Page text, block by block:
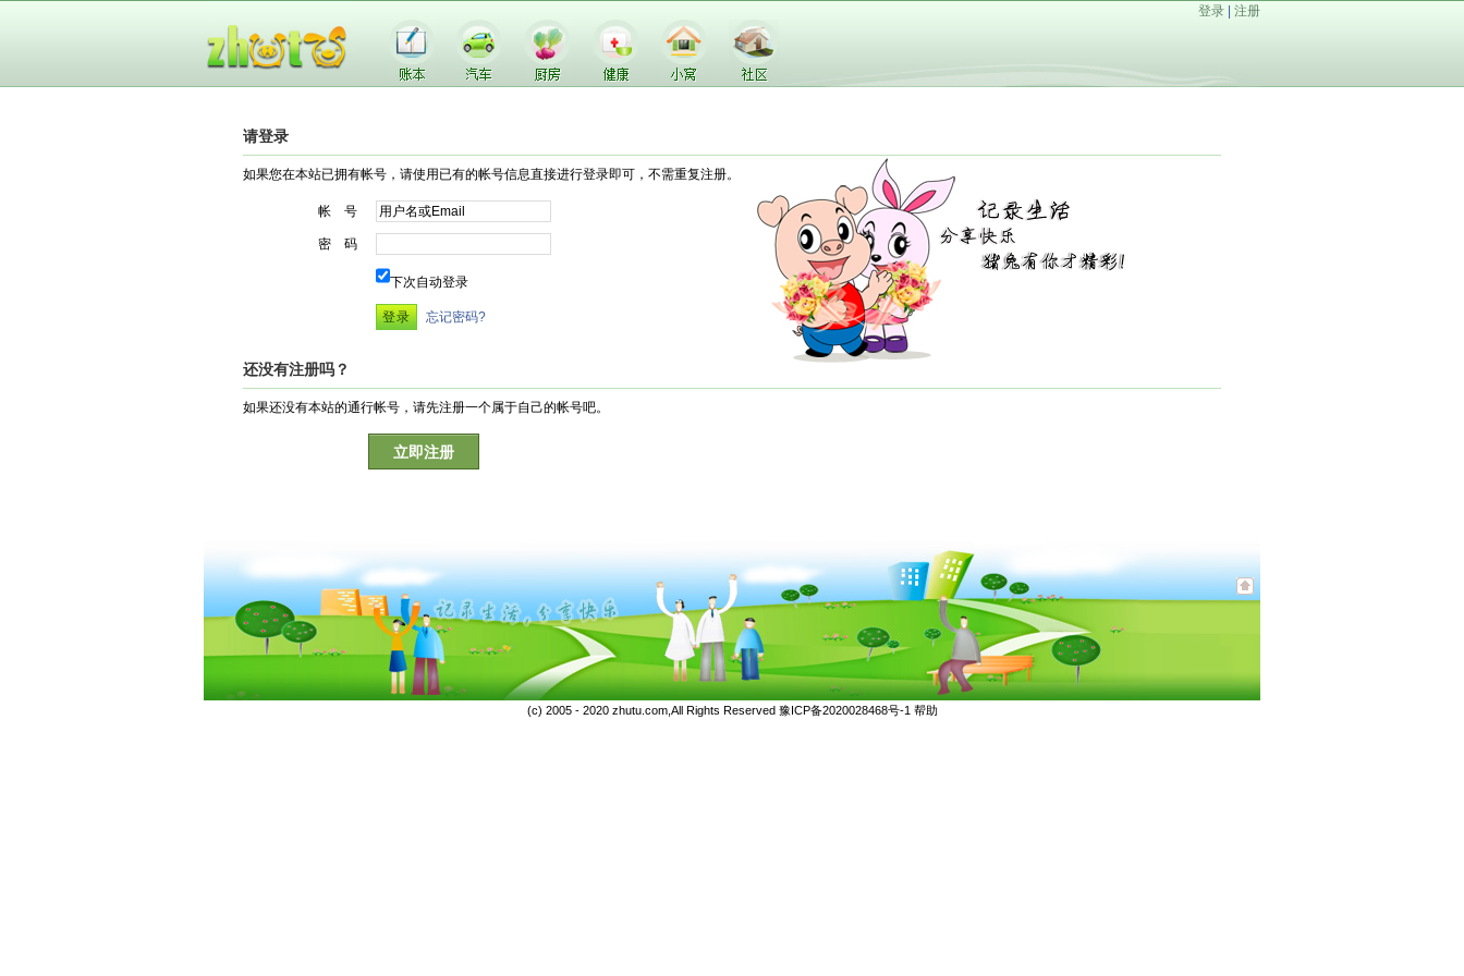
登录 注册
请登录
如果您在本站已拥有帐号，请使用已有的帐号信息直接进行登录即可，不需重复注册。
帐 号
密 码
下次自动登录
忘记密码?
还没有注册吗？
如果还没有本站的通行帐号，请先注册一个属于自己的帐号吧。
立即注册
(c) 2005 - 2020 zhutu.com,All Rights Reserved 豫ICP备2020028468号-1 帮助